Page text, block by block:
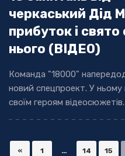
черкаський Дід
прибуток і свято
нього (ВІДЕО)
Команда "18000"
новий спецпроект. У
своїм героям відеосюжетів.
« 1 … 14 15